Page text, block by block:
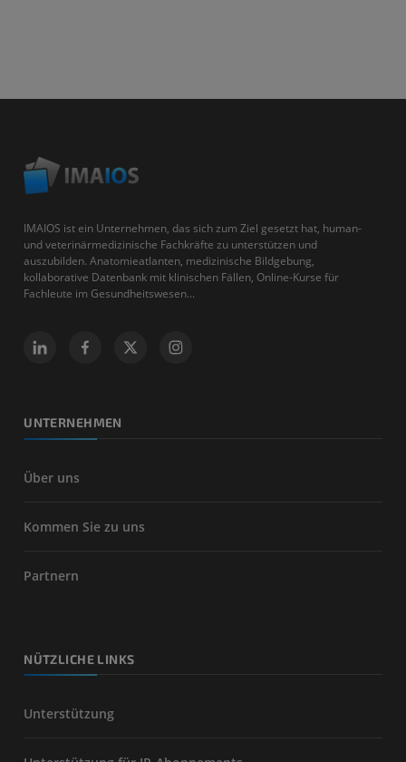
IMAIOS ist ein Unternehmen, das sich zum Ziel gesetzt hat, human-
und veterinärmedizinische Fachkräfte zu unterstützen und
auszubilden. Anatomieatlanten, medizinische Bildgebung,
kollaborative Datenbank mit klinischen Fällen, Online-Kurse für
Fachleute im Gesundheitswesen...
UNTERNEHMEN
Über uns
Kommen Sie zu uns
Partnern
NÜTZLICHE LINKS
Unterstützung